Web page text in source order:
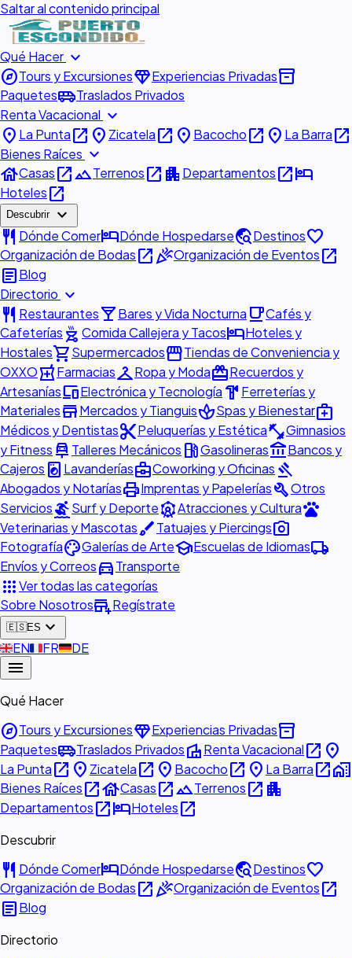
Saltar al contenido principal
Qué Hacer expand_more
exploreTours y ExcursionesdiamondExperiencias Privadasinventory_2
Paquetesairport_shuttleTraslados Privados
Renta Vacacional expand_more
place La Puntaopen_in_new place Zicatelaopen_in_new place Bacochoopen_in_new place La Barraopen_in_new
Bienes Raíces expand_more
houseCasasopen_in_newlandscapeTerrenosopen_in_new apartmentDepartamentosopen_in_newhotel
Hotelesopen_in_new
Descubrir expand_more
restaurant Dónde ComerhotelDónde Hospedarsetravel_exploreDestinosfavorite
Organización de Bodasopen_in_newcelebrationOrganización de Eventosopen_in_new
articleBlog
Directorio expand_more
restaurant Restauranteslocal_barBares y Vida Nocturna local_cafeCafés y
Cafeterías outdoor_grill Comida Callejera y TacoshotelHoteles y
Hostalesshopping_cartSupermercadosstorefrontTiendas de Conveniencia y
OXXOlocal_pharmacyFarmaciascheckroomRopa y ModaredeemRecuerdos y
ArtesaníasdevicesElectrónica y Tecnología hardware Ferreterías y
MaterialesstoreMercados y TianguisspaSpas y Bienestarmedical_services
Médicos y Dentistascontent_cutPeluquerías y Estéticafitness_centerGimnasios
y Fitness car_repair Talleres Mecánicos local_gas_stationGasolinerasaccount_balanceBancos y
Cajeros local_laundry_service Lavanderíasbusiness_centerCoworking y Oficinas gavel
Abogados y NotaríasprintImprentas y PapeleríasbuildOtros
ServiciossurfingSurf y DeporteattractionsAtracciones y Culturapets
Veterinarias y MascotasbrushTatuajes y Piercingsphoto_camera
FotografíapaletteGalerías de ArteschoolEscuelas de Idiomaslocal_shipping
Envíos y Correosdirections_carTransporte
appsVer todas las categorías
Sobre Nosotrosadd_businessRegístrate
🇪🇸ES expand_more
🇬🇧EN🇫🇷FR🇩🇪DE
menu
Qué Hacer
exploreTours y ExcursionesdiamondExperiencias Privadasinventory_2
Paquetesairport_shuttleTraslados PrivadosvillaRenta Vacacionalopen_in_new place
La Puntaopen_in_new place Zicatelaopen_in_new place Bacochoopen_in_new place La Barraopen_in_newhome_work
Bienes Raícesopen_in_newhouseCasasopen_in_newlandscapeTerrenosopen_in_new apartment
Departamentosopen_in_newhotelHotelesopen_in_new
Descubrir
restaurant Dónde ComerhotelDónde Hospedarsetravel_exploreDestinosfavorite
Organización de Bodasopen_in_newcelebrationOrganización de Eventosopen_in_new
articleBlog
Directorio